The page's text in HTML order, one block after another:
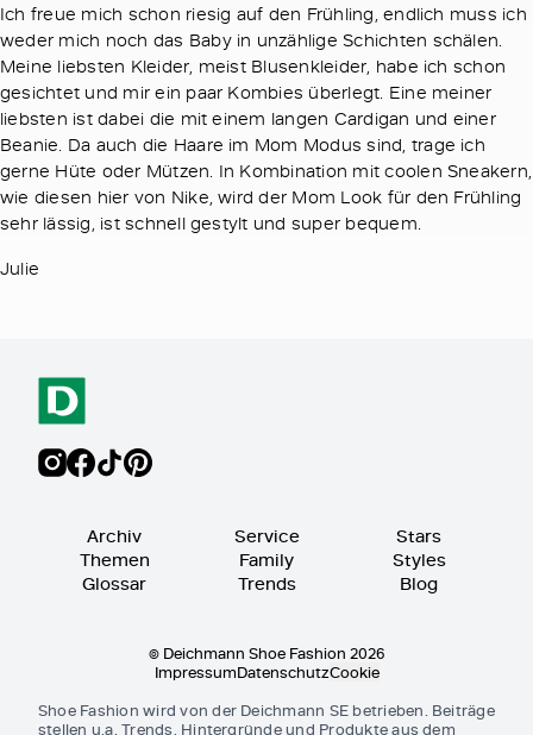
Ich freue mich schon riesig auf den Frühling, endlich muss ich
weder mich noch das Baby in unzählige Schichten schälen.
Meine liebsten Kleider, meist Blusenkleider, habe ich schon
gesichtet und mir ein paar Kombies überlegt. Eine meiner
liebsten ist dabei die mit einem langen Cardigan und einer
Beanie. Da auch die Haare im Mom Modus sind, trage ich
gerne Hüte oder Mützen. In Kombination mit coolen Sneakern,
wie diesen hier von Nike, wird der Mom Look für den Frühling
sehr lässig, ist schnell gestylt und super bequem.
Julie
Archiv
Themen
Glossar
Service
Family
Trends
Stars
Styles
Blog
© Deichmann Shoe Fashion 2026
ImpressumDatenschutzCookie
Shoe Fashion wird von der Deichmann SE betrieben. Beiträge
stellen u.a. Trends, Hintergründe und Produkte aus dem